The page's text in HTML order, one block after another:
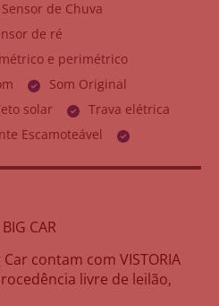
Sensor de Chuva
de ré
e perimétrico
Som Original
solar
Trava elétrica
Escamoteável
CAR
contam com VISTORIA
livre de leilão,